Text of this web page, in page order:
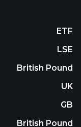
ETF
LSE
British Pound
UK
GB
British Pound